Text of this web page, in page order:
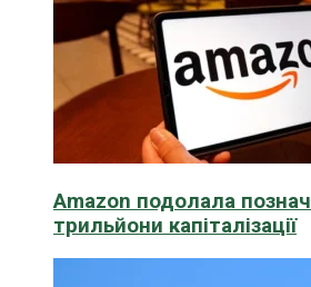
Amazon подолала
трильйони капіталізації